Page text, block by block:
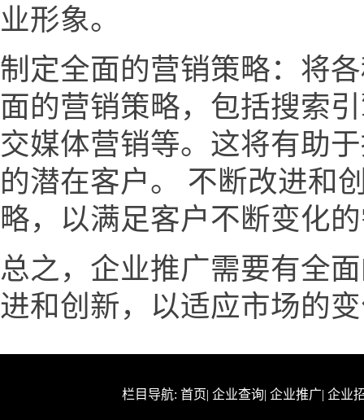
业形象。
制定全面的营销策略：将
面的营销策略，包括搜索
交媒体营销等。这将有助
的潜在客户。 不断改进和
略，以满足客户不断变化
总之，企业推广需要有全
进和创新，以适应市场的
栏目导航: 首页| 企业查询| 企业推广| 企业